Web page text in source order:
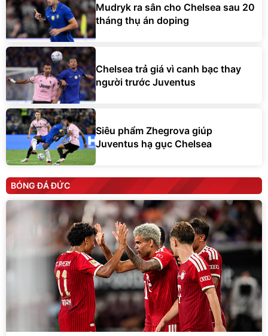
Mudryk ra sân cho Chelsea sau 20
tháng thụ án doping
Chelsea trả giá vì canh bạc thay
người trước Juventus
Siêu phẩm Zhegrova giúp
Juventus hạ gục Chelsea
BÓNG ĐÁ ĐỨC